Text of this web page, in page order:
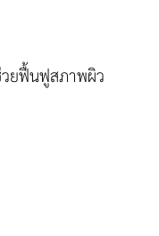
ยฟื้นฟูสภาพผิว